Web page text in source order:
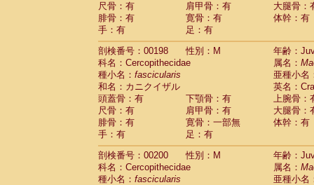
尺骨：有
肩甲骨：有
大腿骨：
腓骨：有
寛骨：有
体幹：有
手：有
足：有
剖検番号：00198
性別：M
年齢：
科名：Cercopithecidae
属名：
種小名： fascicularis
亜種小名
和名：カニクイザル
英名：
頭蓋骨：有
下顎骨：有
上腕骨：
尺骨：有
肩甲骨：有
大腿骨：
腓骨：有
寛骨：一部無
体幹：有
手：有
足：有
剖検番号：00200
性別：M
年齢：
科名：Cercopithecidae
属名：
種小名： fascicularis
亜種小名